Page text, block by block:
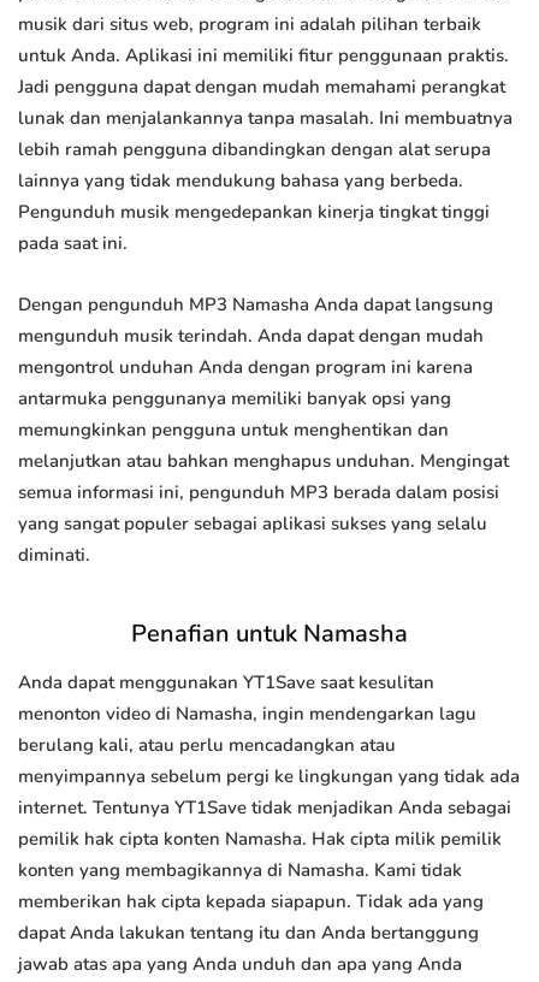
musik dari situs web, program ini adalah pilihan terbaik
untuk Anda. Aplikasi ini memiliki fitur penggunaan praktis.
Jadi pengguna dapat dengan mudah memahami perangkat
lunak dan menjalankannya tanpa masalah. Ini membuatnya
lebih ramah pengguna dibandingkan dengan alat serupa
lainnya yang tidak mendukung bahasa yang berbeda.
Pengunduh musik mengedepankan kinerja tingkat tinggi
pada saat ini.
Dengan pengunduh MP3 Namasha Anda dapat langsung
mengunduh musik terindah. Anda dapat dengan mudah
mengontrol unduhan Anda dengan program ini karena
antarmuka penggunanya memiliki banyak opsi yang
memungkinkan pengguna untuk menghentikan dan
melanjutkan atau bahkan menghapus unduhan. Mengingat
semua informasi ini, pengunduh MP3 berada dalam posisi
yang sangat populer sebagai aplikasi sukses yang selalu
diminati.
Penafian untuk Namasha
Anda dapat menggunakan YT1Save saat kesulitan
menonton video di Namasha, ingin mendengarkan lagu
berulang kali, atau perlu mencadangkan atau
menyimpannya sebelum pergi ke lingkungan yang tidak ada
internet. Tentunya YT1Save tidak menjadikan Anda sebagai
pemilik hak cipta konten Namasha. Hak cipta milik pemilik
konten yang membagikannya di Namasha. Kami tidak
memberikan hak cipta kepada siapapun. Tidak ada yang
dapat Anda lakukan tentang itu dan Anda bertanggung
jawab atas apa yang Anda unduh dan apa yang Anda